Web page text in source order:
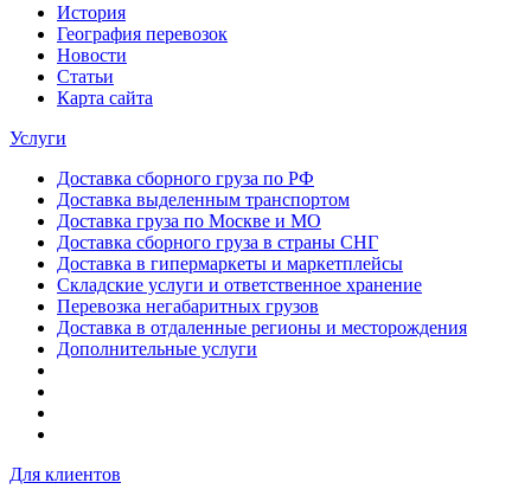
История
География перевозок
Новости
Статьи
Карта сайта
Услуги
Доставка сборного груза по РФ
Доставка выделенным транспортом
Доставка груза по Москве и МО
Доставка сборного груза в страны СНГ
Доставка в гипермаркеты и маркетплейсы
Складские услуги и ответственное хранение
Перевозка негабаритных грузов
Доставка в отдаленные регионы и месторождения
Дополнительные услуги
Для клиентов